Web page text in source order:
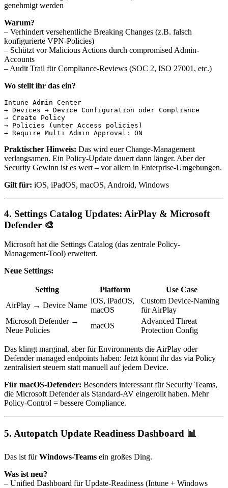
genehmigt werden
Warum?
– Verhindert versehentliche Breaking Changes (z.B. falsch
konfigurierte VPN-Policies)
– Schützt vor Malicious Actions durch compromised Admin-
Accounts
– Audit Trail für Compliance-Reviews (SOC 2, ISO 27001, etc.)
Wo stellt ihr das ein?
Intune Admin Center
→ Devices → Device Configuration oder Compliance
→ Create Policy
→ Policies (unter Access policies)
Praktischer Hinweis: Das wird euer Change-Management
verlangsamen. Ein Policy-Update dauert dann länger. Aber der
Security Gewinn ist es wert – vor allem in Enterprise-Umgebungen.
Gilt für: iOS, iPadOS, macOS, Android, Windows
4. Settings Catalog Updates: AirPlay & Microsoft
Defender 🎨
Microsoft hat die Settings Catalog (das zentrale Policy-
Management-Tool) erweitert.
Neue Settings:
Setting Platform
Use Case
AirPlay → Device Name
iOS, iPadOS,
macOS
Custom Device-Naming
für AirPlay
Microsoft Defender →
Neue Policies
macOS
Advanced Threat
Protection Config
Das klingt marginal, aber für Environments die AirPlay oder
Defender managed endpoints haben: Jetzt könnt ihr das via Policy
zentralisiert steuern statt manuell auf jedem Device.
Für macOS-Defender: Besonders interessant für Security Teams,
die Microsoft Defender als Standard-AV eingerollt haben. Mehr
Policy-Control = bessere Compliance.
5. Autopatch Update Readiness Dashboard 📊
Das ist fürWindows-Teams ein großes Ding.
Was ist neu?
– Unified Dashboard für Update-Readiness (Intune + Windows